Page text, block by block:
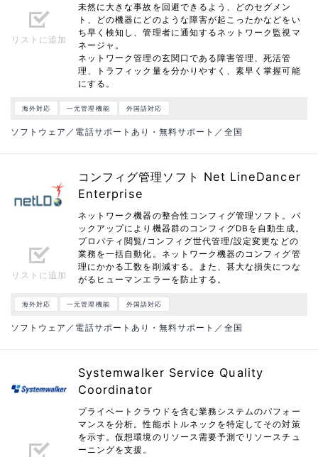
リストに追加
未然に大きな事故を回避できるよう、どのセグメン
ト、どの機器にどのような障害が起こったかなどをい
ち早く検知し、管理者に通知するネットワーク監視マ
ネージャ。
ネットワーク管理の玄関口である障害管理、死活管
理、トラフィック量を分かりやすく、素早く掌握可能
にする。
海外対応 一元管理機能 外国語対応
ソフトウェア／電話サポートあり・無料サポート／全国
リストに追加
コンフィグ管理ソフト Net LineDancer
Enterprise
ネットワーク機器の整合性コンフィグ管理ソフト。バ
ックアップにより機器群のコンフィグDBを自動生成。
プロパティ閲覧/コンフィグ世代管理/設定変更などの
業務を一括自動化。ネットワーク機器のコンフィグ管
理にかかる工数を削減する。また、甚大な損失につな
がるヒューマンエラーを防止する。
海外対応 一元管理機能 外国語対応
ソフトウェア／電話サポートあり・無料サポート／全国
Systemwalker Service Quality
Coordinator
プライベートクラウドを含む業務システムのパフォー
マンスを分析。性能ボトルネックを特定してその対策
を示す。仮想環境のリソース需要予測でリソースチュ
ーニングを支援。